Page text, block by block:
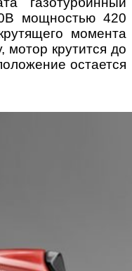
мощностью 420
момента
мотор крутится до
остается